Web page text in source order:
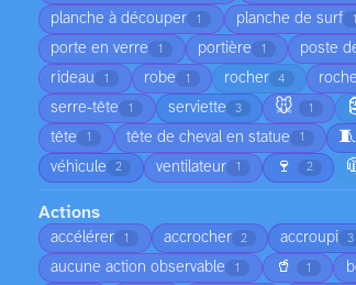
planche à découper 1 planche de surf 1
porte en verre 1 portière 1 poste
rideau 1 robe 1 rocher 4
serre-tête 1 serviette 3 🐭 1
tête 1 tête de cheval en statue 1 🧵
véhicule 2 ventilateur 1 🍷 2
Actions
accélérer 1 accrocher 2 accroupi 3
aucune action observable 1 🥤 1